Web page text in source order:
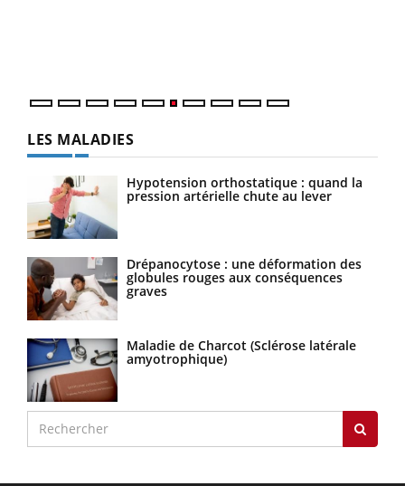
LES MALADIES
Hypotension orthostatique : quand la
pression artérielle chute au lever
Drépanocytose : une déformation des
globules rouges aux conséquences
graves
Maladie de Charcot (Sclérose latérale
amyotrophique)